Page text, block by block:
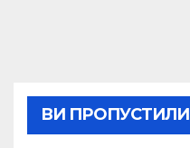
ВИ ПРОПУСТИЛИ